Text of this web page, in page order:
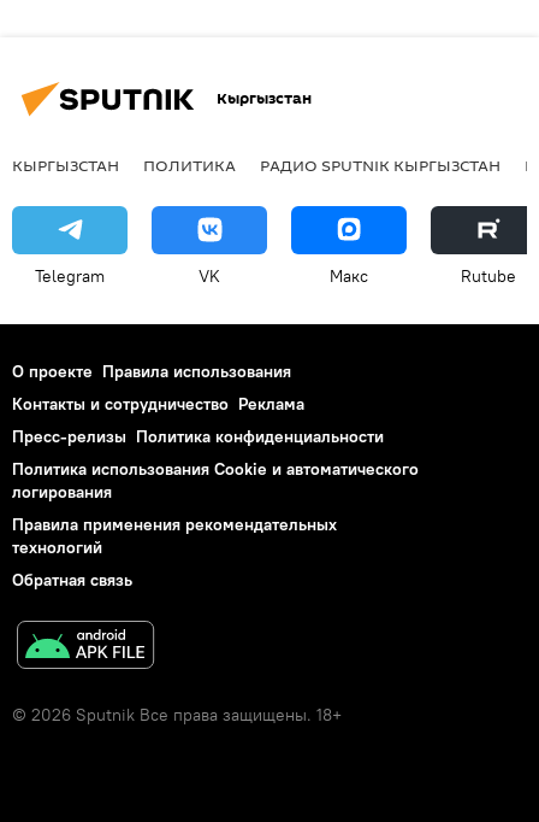
Кыргызстан
КЫРГЫЗСТАН ПОЛИТИКА РАДИО SPUTNIK КЫРГЫЗСТАН
Telegram VK Макс Rutube
О проекте Правила использования
Контакты и сотрудничество Реклама
Пресс-релизы Политика конфиденциальности
Политика использования Cookie и автоматического
логирования
Правила применения рекомендательных
технологий
Обратная связь
© 2026 Sputnik Все права защищены. 18+